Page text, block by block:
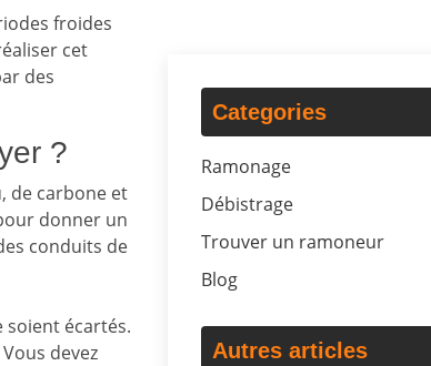
froides
cet
des
?
de carbone et
donner un
conduits de
écartés.
devez
Categories
Ramonage
Débistrage
Trouver un ramoneur
Blog
Autres articles